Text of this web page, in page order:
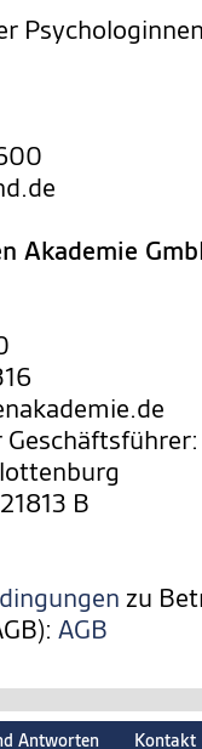
Akademie
B
zu
AGB
Antworten Kontakt